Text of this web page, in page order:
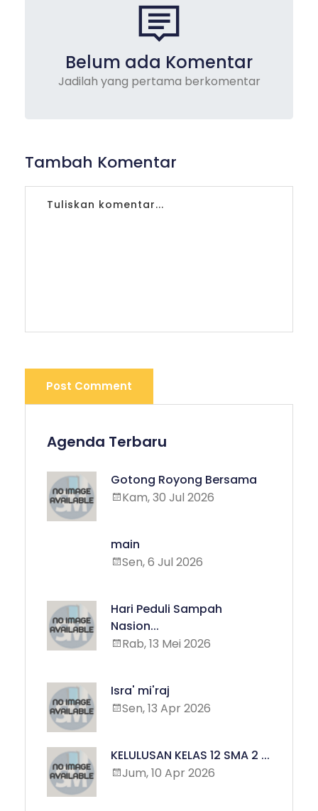
Belum ada Komentar
Jadilah yang pertama berkomentar
Tambah Komentar
Post Comment
Agenda Terbaru
Gotong Royong Bersama
Kam, 30 Jul 2026
main
Sen, 6 Jul 2026
Hari Peduli Sampah
Nasion...
Rab, 13 Mei 2026
Isra' mi'raj
Sen, 13 Apr 2026
KELULUSAN KELAS 12 SMA 2 ...
Jum, 10 Apr 2026